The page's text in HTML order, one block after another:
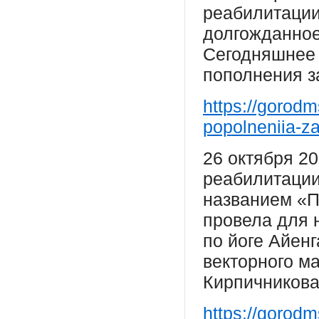
пополнения
https://
popolneniia-
26 октября
названием
провела для
по йоге
векторного
https://